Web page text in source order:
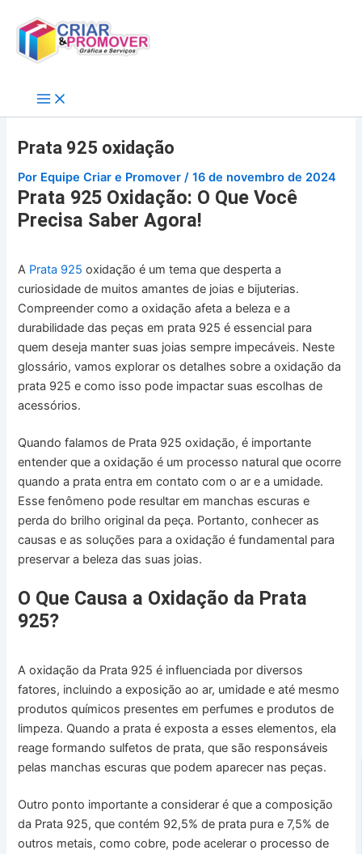
para
conteúdo
Prata 925 oxidação
Por Equipe Criar e Promover/16 de novembro de 2024
Prata 925 Oxidação: O Que Você
Precisa Saber Agora!
A Prata 925 oxidação é um tema que desperta a
curiosidade de muitos amantes de joias e bijuterias.
Compreender como a oxidação afeta a beleza e a
durabilidade das peças em prata 925 é essencial para
quem deseja manter suas joias sempre impecáveis. Neste
glossário, vamos explorar os detalhes sobre a oxidação da
prata 925 e como isso pode impactar suas escolhas de
acessórios.
Quando falamos de Prata 925 oxidação, é importante
entender que a oxidação é um processo natural que ocorre
quando a prata entra em contato com o ar e a umidade.
Esse fenômeno pode resultar em manchas escuras e
perda do brilho original da peça. Portanto, conhecer as
causas e as soluções para a oxidação é fundamental para
preservar a beleza das suas joias.
O Que Causa a Oxidação da Prata
925?
A oxidação da Prata 925 é influenciada por diversos
fatores, incluindo a exposição ao ar, umidade e até mesmo
produtos químicos presentes em perfumes e produtos de
limpeza. Quando a prata é exposta a esses elementos, ela
reage formando sulfetos de prata, que são responsáveis
pelas manchas escuras que podem aparecer nas peças.
Outro ponto importante a considerar é que a composição
da Prata 925, que contém 92,5% de prata pura e 7,5% de
outros metais, como cobre, pode acelerar o processo de